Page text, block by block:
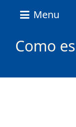
Content Menu
Como